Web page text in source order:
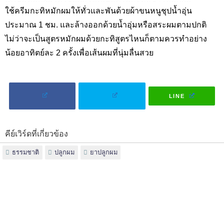
ใช้ครีมกะทิหมักผมให้ทั่วและพันด้วยผ้าขนหนูชุปน้ำอุ่น
ประมาณ 1 ชม. และล้างออกด้วยน้ำอุ่มหรือสระผมตามปกติ
ไม่ว่าจะเป็นสูตรหมักผมด้วยกะทิสูตรไหนก็ตามควรทำอย่าง
น้อยอาทิตย์ละ 2 ครั้งเพื่อเส้นผมที่นุ่มลื่นสวย
LINE
คีย์เวิร์ดที่เกี่ยวข้อง
ธรรมชาติ ปลูกผม ยาปลูกผม